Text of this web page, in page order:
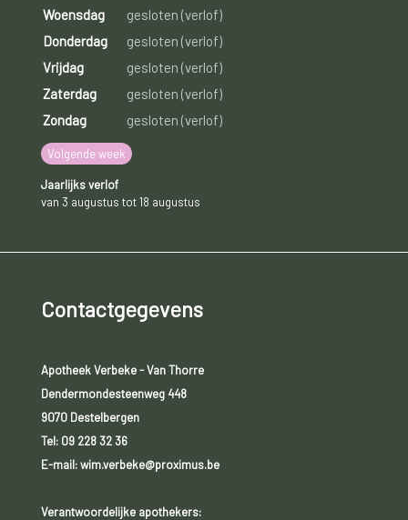
Woensdag
gesloten (verlof)
Donderdag
gesloten (verlof)
Vrijdag
gesloten (verlof)
Zaterdag
gesloten (verlof)
Zondag
gesloten (verlof)
Volgende week
Jaarlijks verlof
van 3 augustus tot 18 augustus
Contactgegevens
Apotheek Verbeke - Van Thorre
Dendermondesteenweg 448
9070 Destelbergen
Tel: 09 228 32 36
E-mail: wim.verbeke@proximus.be
Verantwoordelijke apothekers: